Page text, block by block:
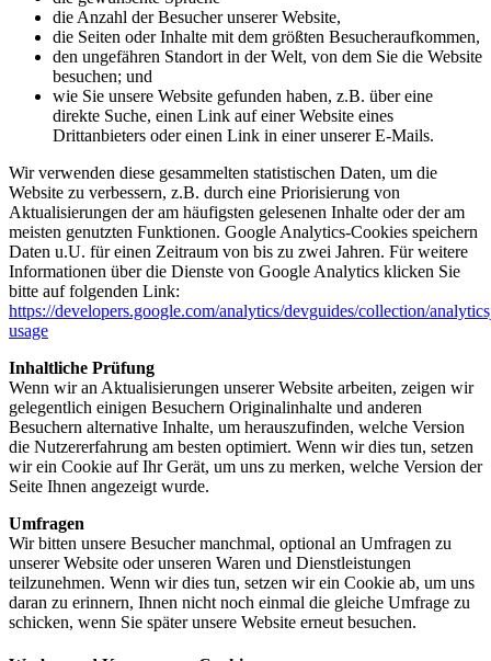
die Anzahl der Besucher unserer Website,
die Seiten oder Inhalte mit dem größten Besucheraufkommen,
den ungefähren Standort in der Welt, von dem Sie die Website
besuchen; und
wie Sie unsere Website gefunden haben, z.B. über eine
direkte Suche, einen Link auf einer Website eines
Drittanbieters oder einen Link in einer unserer E-Mails.
Wir verwenden diese gesammelten statistischen Daten, um die
Website zu verbessern, z.B. durch eine Priorisierung von
Aktualisierungen der am häufigsten gelesenen Inhalte oder der am
meisten genutzten Funktionen. Google Analytics-Cookies speichern
Daten u.U. für einen Zeitraum von bis zu zwei Jahren. Für weitere
Informationen über die Dienste von Google Analytics klicken Sie
bitte auf folgenden Link:
https://developers.google.com/analytics/devguides/collection/
usage
Inhaltliche Prüfung
Wenn wir an Aktualisierungen unserer Website arbeiten, zeigen wir
gelegentlich einigen Besuchern Originalinhalte und anderen
Besuchern alternative Inhalte, um herauszufinden, welche Version
die Nutzererfahrung am besten optimiert. Wenn wir dies tun, setzen
wir ein Cookie auf Ihr Gerät, um uns zu merken, welche Version der
Seite Ihnen angezeigt wurde.
Umfragen
Wir bitten unsere Besucher manchmal, optional an Umfragen zu
unserer Website oder unseren Waren und Dienstleistungen
teilzunehmen. Wenn wir dies tun, setzen wir ein Cookie ab, um uns
daran zu erinnern, Ihnen nicht noch einmal die gleiche Umfrage zu
schicken, wenn Sie später unsere Website erneut besuchen.